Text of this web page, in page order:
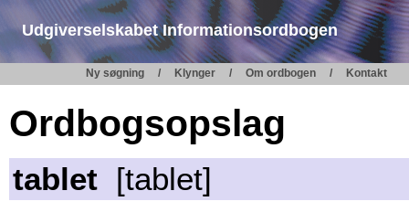
Udgiverselskabet Informationsordbogen
Ny søgning Klynger Om ordbogen Kontakt
Ordbogsopslag
tablet [tablet]